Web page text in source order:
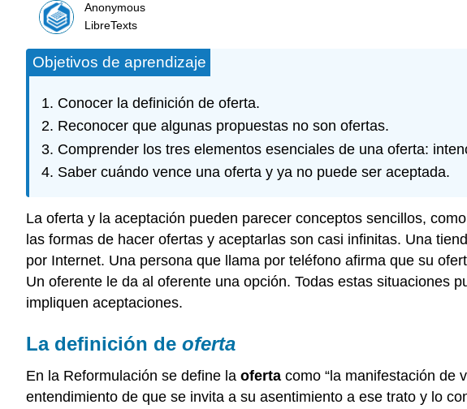
Anonymous
LibreTexts
Objetivos de aprendizaje
Conocer la definición de oferta.
Reconocer que algunas propuestas no son ofertas.
Comprender los tres elementos esenciales de una oferta:
Saber cuándo vence una oferta y ya no puede ser aceptada.
La oferta y la aceptación pueden parecer conceptos sencillos,
las formas de hacer ofertas y aceptarlas son casi infinitas. Una
por Internet. Una persona que llama por teléfono afirma que su
Un oferente le da al oferente una opción. Todas estas situaciones
impliquen aceptaciones.
La definición de oferta
En la Reformulación se define la oferta como “la manifestación de
entendimiento de que se invita a su asentimiento a ese trato y lo